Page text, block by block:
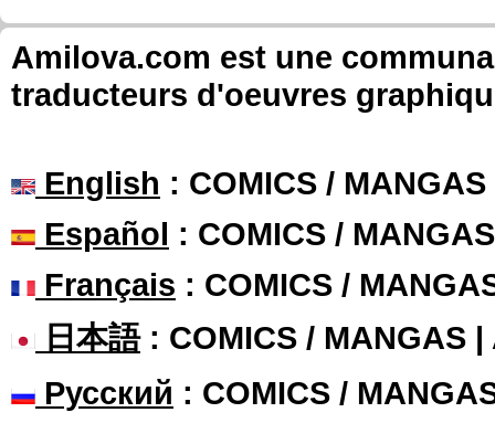
Amilova.com est une
traducteurs d'oeuvres
English : COMICS /
Español : COMICS /
Français : COMICS /
日本語: COMICS / MANGAS |
Русский : COMICS /